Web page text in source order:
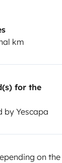
km
for the
by Yescapa
on